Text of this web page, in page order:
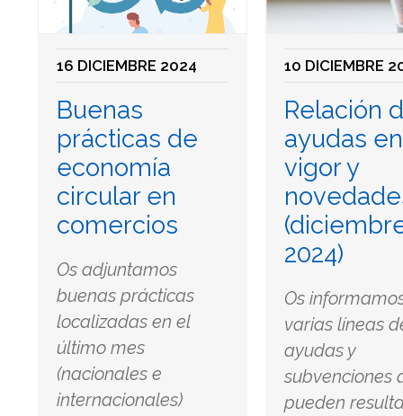
16 DICIEMBRE 2024
Buenas
prácticas de
economía
circular en
comercios
Os adjuntamos
buenas prácticas
localizadas en el
último mes
(nacionales e
internacionales)
10 DICIEMBRE
Relación
ayudas en
vigor y
2024)
Os
varias líneas
ayudas y
subvenciones
pueden